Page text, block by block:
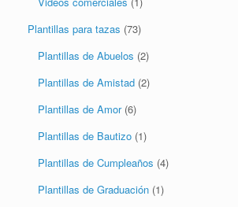
Plantillas para tazas (73)
Plantillas de Abuelos (2)
Plantillas de Amistad (2)
Plantillas de Amor (6)
Plantillas de Bautizo (1)
Plantillas de Cumpleaños (4)
Plantillas de Graduación (1)